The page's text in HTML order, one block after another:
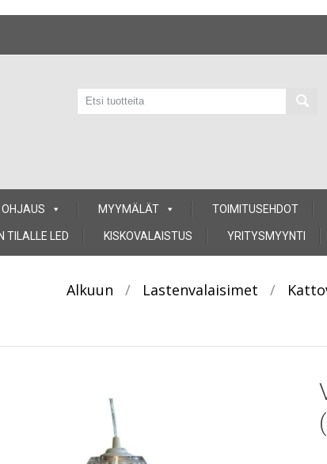
OHJAUS MYYMÄLÄT TOIMITUSEHDOT
TILALLE LED KISKOVALAISTUS YRITYSMYYNTI
Alkuun / Lastenvalaisimet /